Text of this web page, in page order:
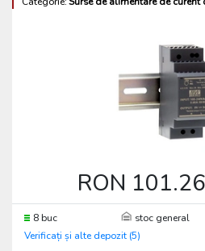
RON 101.26
8 buc stoc general
Verificați și alte depozit (5)